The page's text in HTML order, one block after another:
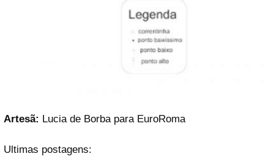
Artesã: Lucia de Borba para EuroRoma
Ultimas postagens: